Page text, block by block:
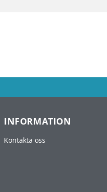
INFORMATION
Kontakta oss